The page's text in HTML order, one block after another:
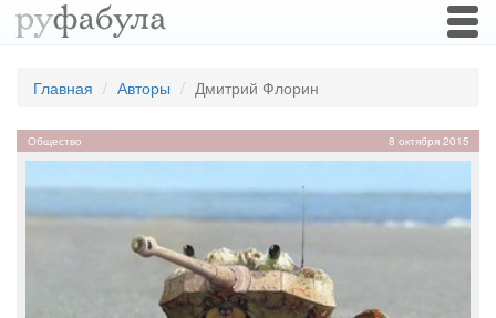
Главная Авторы Дмитрий Флорин
Общество 8 октября 2015